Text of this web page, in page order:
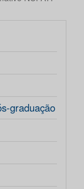
graduação